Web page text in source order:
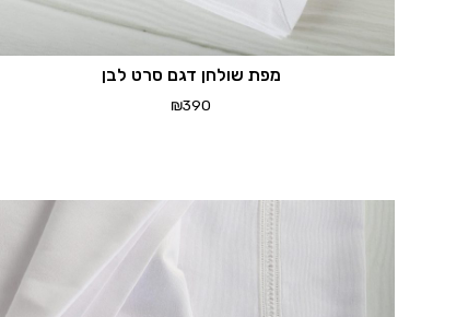
מפת שולחן דגם סרט לבן
₪390